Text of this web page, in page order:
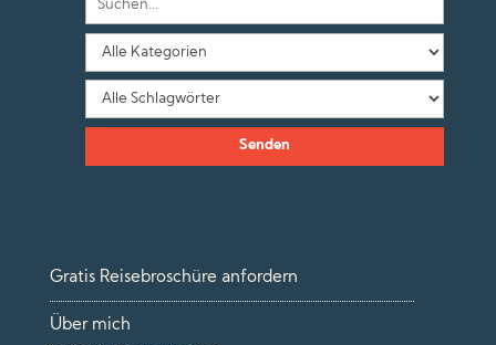
Gratis Reisebroschüre anfordern
Über mich